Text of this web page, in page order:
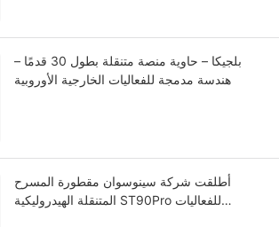
بلجيكا – حاوية منصة متنقلة بطول 30 قدمًا –
هندسة مدمجة للفعاليات الخارجية الأوروبية
أطلقت شركة سينوسوان مقطورة المسرح
المتنقلة الهيدروليكية ST90Pro للفعاليات